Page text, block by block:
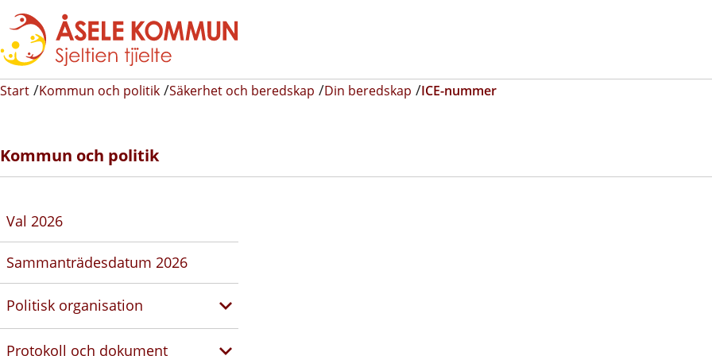
Start Kommun och politik Säkerhet och beredskap Din beredskap ICE-nummer
Kommun och politik
Val 2026
Sammanträdesdatum 2026
Politisk organisation
Protokoll och dokument